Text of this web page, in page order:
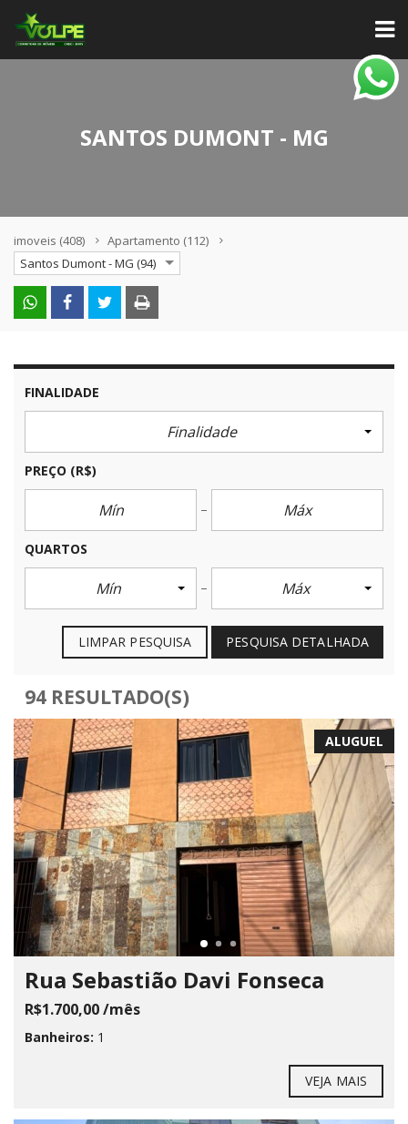
SANTOS DUMONT - MG
imoveis (408) Apartamento (112)
Santos Dumont - MG (94)
FINALIDADE
Finalidade
PREÇO (R$)
QUARTOS
Mín Máx
LIMPAR PESQUISA PESQUISA DETALHADA
94 RESULTADO(S)
ALUGUEL
Rua Sebastião Davi Fonseca
R$1.700,00 /mês
Banheiros: 1
VEJA MAIS